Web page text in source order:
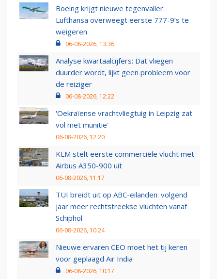
Boeing krijgt nieuwe tegenvaller:
Lufthansa overweegt eerste 777-9’s te
weigeren
06-08-2026, 13:36
Analyse kwartaalcijfers: Dat vliegen
duurder wordt, lijkt geen probleem voor
de reiziger
06-08-2026, 12:22
'Oekraïense vrachtvliegtuig in Leipzig zat
vol met munitie'
06-08-2026, 12:20
KLM stelt eerste commerciële vlucht met
Airbus A350-900 uit
06-08-2026, 11:17
TUI breidt uit op ABC-eilanden: volgend
jaar meer rechtstreekse vluchten vanaf
Schiphol
06-08-2026, 10:24
Nieuwe ervaren CEO moet het tij keren
voor geplaagd Air India
06-08-2026, 10:17